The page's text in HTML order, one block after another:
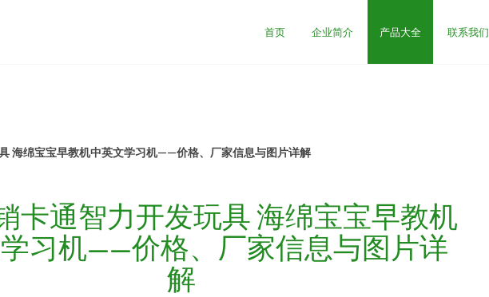
首页 企业简介 产品大全 联系我们
海绵宝宝早教机中英文学习机——价格、厂家信息与图片详解
卡通智力开发玩具 海绵宝宝早教机
习机——价格、厂家信息与图片详
解